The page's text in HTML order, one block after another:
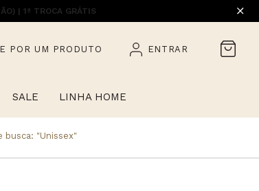
| 1ª TROCA GRÁTIS
POR UM PRODUTO ENTRAR
SALE LINHA HOME
busca: "unissex"